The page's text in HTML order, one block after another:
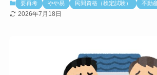
要再考 やや易 民間資格（検定試験） 不動
2026年7月18日